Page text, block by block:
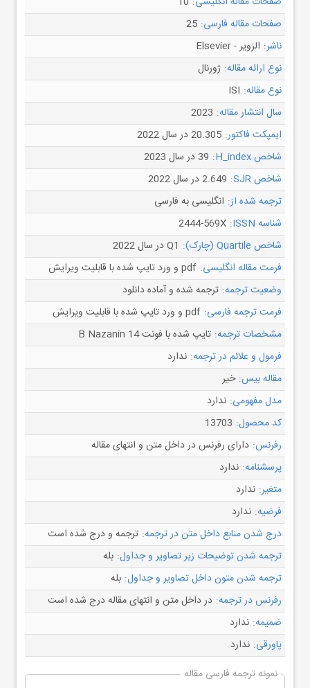
صفحات مقاله فارسی: 25
ناشر: الزویر - Elsevier
نوع ارائه مقاله: ژورنال
نوع مقاله: ISI
سال انتشار مقاله: 2023
ایمپکت فاکتور: 20.305 در سال 2022
شاخص H_index:
39 در سال 2023
شاخص SJR:
2.649 در سال 2022
ترجمه شده از: انگلیسی به فارسی
شناسه ISSN:
2444-569X
شاخص Quartile (چارک):
Q1 در سال 2022
فرمت مقاله انگلیسی: pdf و ورد تایپ شده با قابلیت ویرایش
وضعیت ترجمه: ترجمه شده و آماده دانلود
فرمت ترجمه فارسی: pdf و ورد تایپ شده با قابلیت ویرایش
مشخصات ترجمه: تایپ شده با فونت B Nazanin 14
فرمول و علائم در ترجمه: ندارد
مقاله بیس: خیر
مدل مفهومی: ندارد
کد محصول: 13703
رفرنس: دارای رفرنس در داخل متن و انتهای مقاله
پرسشنامه: ندارد
متغیر: ندارد
فرضیه: ندارد
درج شدن منابع داخل متن در ترجمه: ترجمه و درج شده است
ترجمه شدن توضیحات زیر تصاویر و جداول: بله
ترجمه شدن متون داخل تصاویر و جداول: بله
رفرنس در ترجمه: در داخل متن و انتهای مقاله درج شده است
ضمیمه: ندارد
پاورقی: ندارد
نمونه ترجمه فارسی مقاله